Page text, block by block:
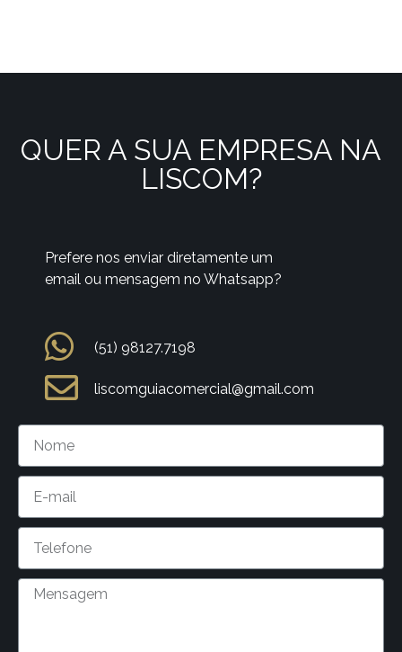
QUER A SUA EMPRESA NA
LISCOM?
Prefere nos enviar diretamente um
email ou mensagem no Whatsapp?
(51) 98127.7198
liscomguiacomercial@gmail.com